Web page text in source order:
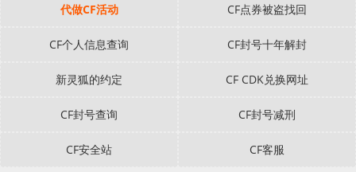
代做CF活动 CF点券被盗找回
CF个人信息查询 CF封号十年解封
新灵狐的约定 CF CDK兑换网址
CF封号查询 CF封号减刑
CF安全站 CF客服